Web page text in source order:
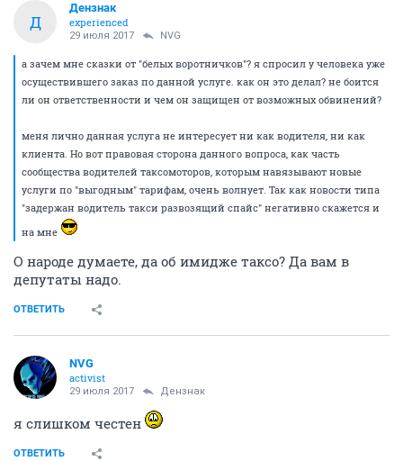
Д
Дензнак
experienced
29 июля 2017 NVG
а зачем мне сказки от "белых воротничков"? я спросил у человека уже
осуществившего заказ по данной услуге. как он это делал? не боится
ли он ответственности и чем он защищен от возможных обвинений?
меня лично данная услуга не интересует ни как водителя, ни как
клиента. Но вот правовая сторона данного вопроса, как часть
сообщества водителей таксомоторов, которым навязывают новые
услуги по "выгодным" тарифам, очень волнует. Так как новости типа
"задержан водитель такси развозящий спайс" негативно скажется и
на мне
О народе думаете, да об имидже таксо? Да вам в
депутаты надо.
ОТВЕТИТЬ
NVG
activist
29 июля 2017 Дензнак
я слишком честен
ОТВЕТИТЬ